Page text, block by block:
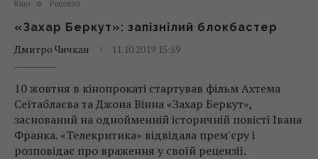
Кіно Рецензії
«Захар Беркут»: запізнілий блокбастер
Дмитро Чичкан
11.10.2019 15:59
10 жовтня в кінопрокаті стартував фільм Ахтема
Сеїтаблаєва та Джона Вінна «Захар Беркут»,
заснований на однойменній історичній повісті Івана
Франка. «Телекритика» відвідала прем'єру і
розповідає про враження у своїй рецензії.